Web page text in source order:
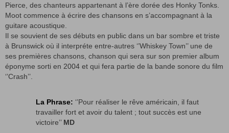
Pierce, des chanteurs appartenant à l’ère dorée des Honky Tonks.
Moot commence à écrire des chansons en s’accompagnant à la
guitare acoustique.
Il se souvient de ses débuts en public dans un bar sombre et triste
à Brunswick où il interpréte entre-autres ‘’Whiskey Town’’ une de
ses premières chansons, chanson qui sera sur son premier album
éponyme sorti en 2004 et qui fera partie de la bande sonore du film
‘’Crash’’.
La Phrase: ‘’Pour réaliser le rêve américain, il faut
travailler fort et avoir du talent ; tout succès est une
victoire’’ MD